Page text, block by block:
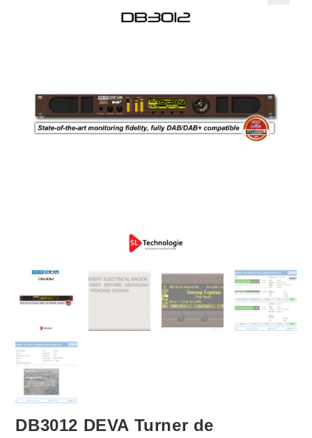
DB3012 DEVA Turner de